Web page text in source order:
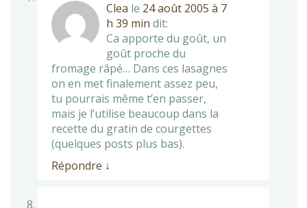
Clea le 24 août 2005 à 7
h 39 min dit:
Ca apporte du goût, un
goût proche du
fromage râpé… Dans ces lasagnes
on en met finalement assez peu,
tu pourrais même t’en passer,
mais je l’utilise beaucoup dans la
recette du gratin de courgettes
(quelques posts plus bas).
Répondre ↓